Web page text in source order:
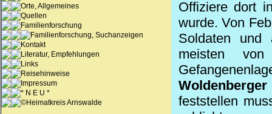
Orte, Allgemeines
Quellen
Familienforschung
Familienforschung, Suchanzeigen
Kontakt
Literatur, Empfehlungen
Links
Reisehinweise
Impressum
* N E U *
©Heimatkreis Arnswalde
Offiziere dort
wurde. Von
Soldaten und
meisten
feststellen